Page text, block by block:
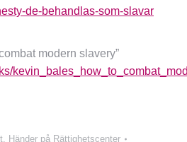
de-behandlas-som-slavar
modern slavery”
, Händer på Rättighetscenter